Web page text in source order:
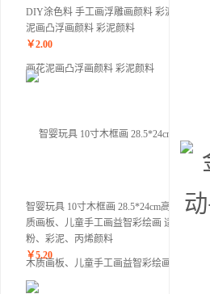
DIY涂色料 手工画浮雕画颜料 彩泥画花
泥画凸浮画颜料 彩泥颜料
￥2.00
智婴玩具 10寸木框画 28.5*24cm高档木
质画板、儿童手工画益智彩绘画 适用金
粉、彩泥、丙烯颜料
￥5.20